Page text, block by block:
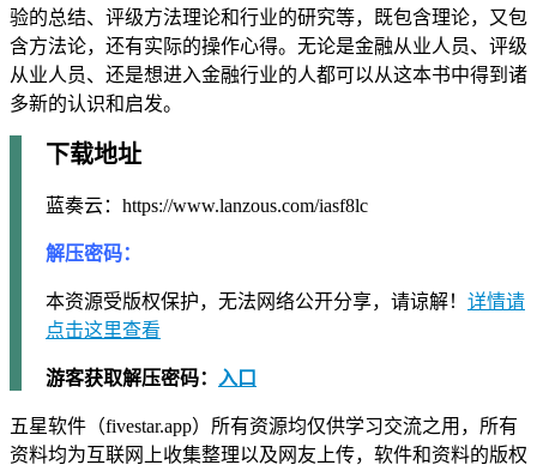
验的总结、评级方法理论和行业的研究等，既包含理论，又包
含方法论，还有实际的操作心得。无论是金融从业人员、评级
从业人员、还是想进入金融行业的人都可以从这本书中得到诸
多新的认识和启发。
下载地址
蓝奏云：https://www.lanzous.com/iasf8lc
解压密码：
本资源受版权保护，无法网络公开分享，请谅解！ 详情请
点击这里查看
游客获取解压密码： 入口
五星软件（fivestar.app）所有资源均仅供学习交流之用，所有
资料均为互联网上收集整理以及网友上传，软件和资料的版权